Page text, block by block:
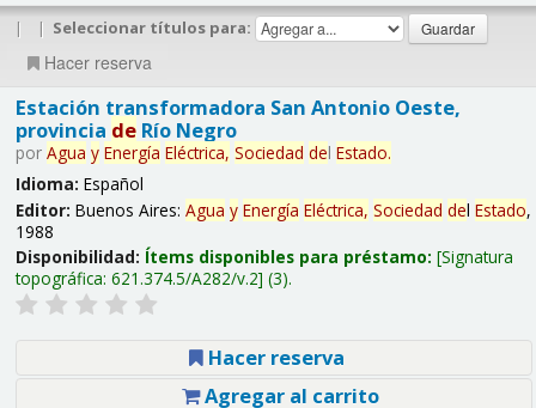
| | Seleccionar títulos para:
Hacer reserva
Estación transformadora San Antonio Oeste,
provincia deRío Negro
por Agua y Energía Eléctrica, Sociedad del Estado.
Idioma: Español
Editor: Buenos Aires: Agua y Energía Eléctrica, Sociedad del Estado,
1988
Disponibilidad: Ítems disponibles para préstamo: Signatura
topográfica: 621.374.5/A282/v.2 (3).
Hacer reserva
Agregar al carrito